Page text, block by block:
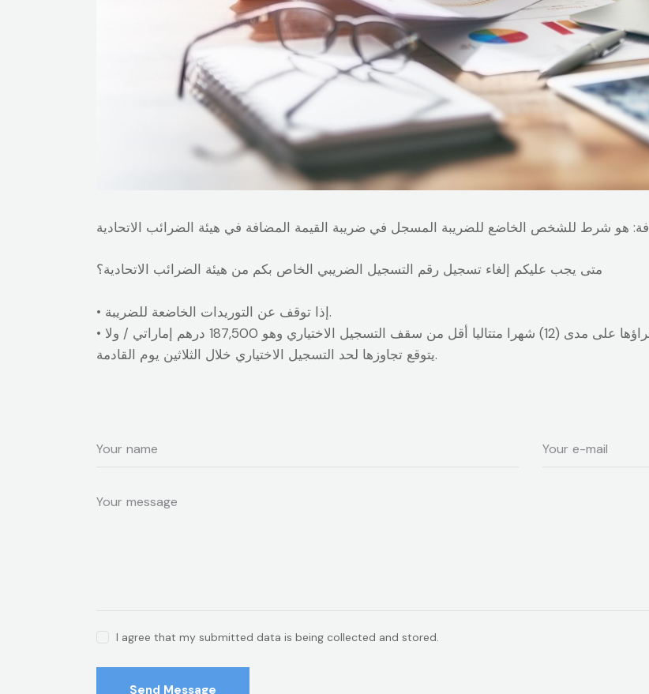
متى يجب عليكم إلغاء تسجيل رقم التسجيل الضريبي الخاص بكم من هيئة الضرائب الاتحادية؟
• إذا توقف عن التوريدات الخاضعة للضريبة.
• إذا كانت قيمة التوريدات الخاضعة للضريبة التي تم إجراؤها على مدى (12) شهرا متتاليا أقل من سقف التسجيل الاختياري وهو 187,500 درهم إماراتي / ولا
يتوقع تجاوزها لحد التسجيل الاختياري خلال الثلاثين يوم القادمة.
I agree that my submitted data is being collected and stored.
Send Message